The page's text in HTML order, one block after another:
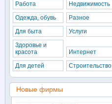
Работа
Недвижимость
Одежда, обувь
Разное
Для быта
Услуги
Здоровье и
красота
Интернет
Для детей
Строительство
Новые фирмы